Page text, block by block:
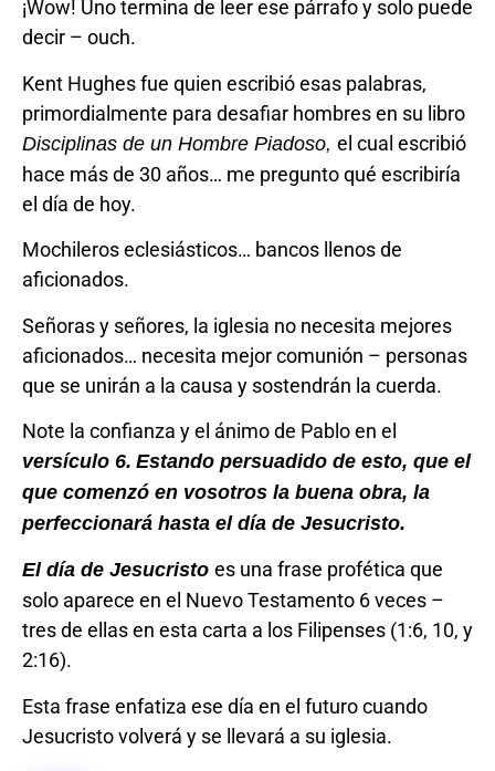
¡Wow! Uno termina de leer ese párrafo y solo puede
decir – ouch.
Kent Hughes fue quien escribió esas palabras,
primordialmente para desafiar hombres en su libro
Disciplinas de un Hombre Piadoso, el cual escribió
hace más de 30 años… me pregunto qué escribiría
el día de hoy.
Mochileros eclesiásticos… bancos llenos de
aficionados.
Señoras y señores, la iglesia no necesita mejores
aficionados… necesita mejor comunión – personas
que se unirán a la causa y sostendrán la cuerda.
Note la confianza y el ánimo de Pablo en el
versículo 6. Estando persuadido de esto, que el
que comenzó en vosotros la buena obra, la
perfeccionará hasta el día de Jesucristo.
El día de Jesucristo es una frase profética que
solo aparece en el Nuevo Testamento 6 veces –
tres de ellas en esta carta a los Filipenses (1:6, 10, y
2:16).
Esta frase enfatiza ese día en el futuro cuando
Jesucristo volverá y se llevará a su iglesia.